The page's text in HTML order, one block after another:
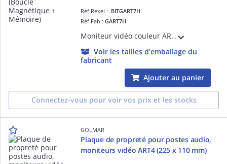
Réf Rexel : BITGART7H
Réf Fab :GART7H
Moniteur vidéo couleur ART7 mains-libres et écran 7''en ABS blanc Bus 2 fils non polarisés G2P Pilotage 2 ouv. Ouv. automatique Régl./exclus. sonnerie d'appel Boucle magnétique Mémoire Appel palier Etrier métal
Voir les tailles d'emballage du
fabricant
Ajouter au panier
Connectez-vous pour voir vos prix et les stocks
GOLMAR
Plaque de propreté pour postes audio,
moniteurs vidéo ART4 (225 x 110 mm)